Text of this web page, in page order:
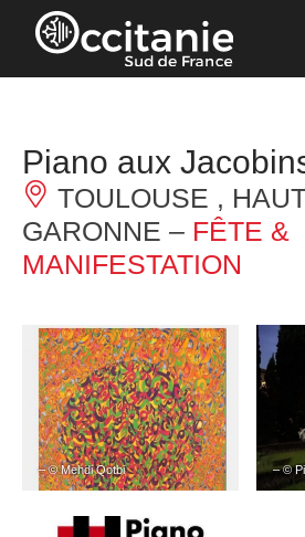
Panneau de gestion des cookies
Piano aux
TOULOUSE ,
GARONNE – FÊTE &
MANIFESTATION
– © Mehdi Qotbi – ©